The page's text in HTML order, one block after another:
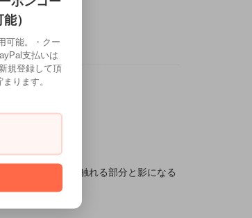
添うカタチへ。
サリーです。
ング
ています。光が触れる部分と影になる
です。
）
可能。・クー
支払いは
規登録して頂
ります。